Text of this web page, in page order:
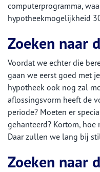
computerprogramma,
hypotheekmogelijkheid
Zoeken naar
Voordat we echter die
gaan we eerst goed met
hypotheek ook nog zal
aflossingsvorm heeft de
periode? Moeten er
gehanteerd? Kortom, hoe
Daar zullen we lang bij
Zoeken naar